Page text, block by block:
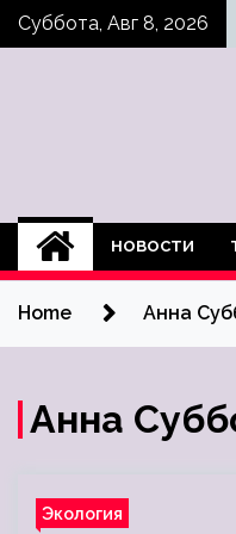
SkipСуббота, Авг 8, 2026
НОВОСТИ
Home Анна
Анна
Экология